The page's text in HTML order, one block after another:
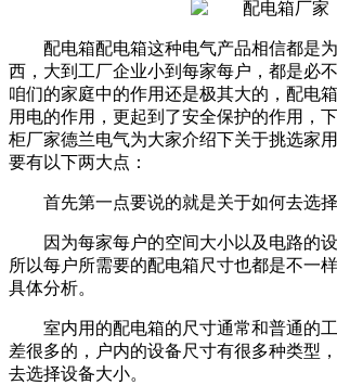
配电箱配电箱这种电气产品相信都是
西，大到工厂企业小到每家每户，都是必
咱们的家庭中的作用还是极其大的，配电
用电的作用，更起到了安全保护的作用，
柜厂家德兰电气为大家介绍下关于挑选家
要有以下两大点：
首先第一点要说的就是关于如何去选
因为每家每户的空间大小以及电路的
所以每户所需要的配电箱尺寸也都是不一
具体分析。
室内用的配电箱的尺寸通常和普通的
差很多的，户内的设备尺寸有很多种类型
去选择设备大小。